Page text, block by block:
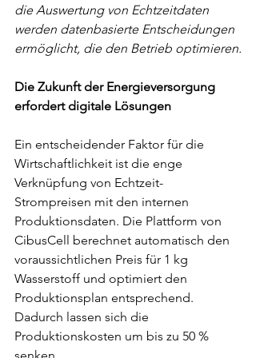
die Auswertung von Echtzeitdaten
werden datenbasierte Entscheidungen
ermöglicht, die den Betrieb optimieren.
Die Zukunft der Energieversorgung
erfordert digitale Lösungen
Ein entscheidender Faktor für die
Wirtschaftlichkeit ist die enge
Verknüpfung von Echtzeit-
Strompreisen mit den internen
Produktionsdaten. Die Plattform von
CibusCell berechnet automatisch den
voraussichtlichen Preis für 1 kg
Wasserstoff und optimiert den
Produktionsplan entsprechend.
Dadurch lassen sich die
Produktionskosten um bis zu 50 %